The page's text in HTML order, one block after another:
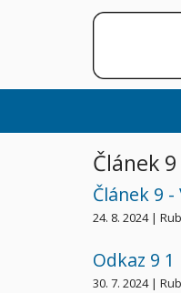
Článek 9
Článek 9
24. 8. 2024 |
Odkaz 9 1
30. 7. 2024 |